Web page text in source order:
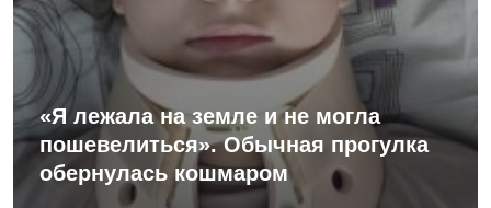
«Я лежала на земле и не могла
пошевелиться». Обычная прогулка
обернулась кошмаром